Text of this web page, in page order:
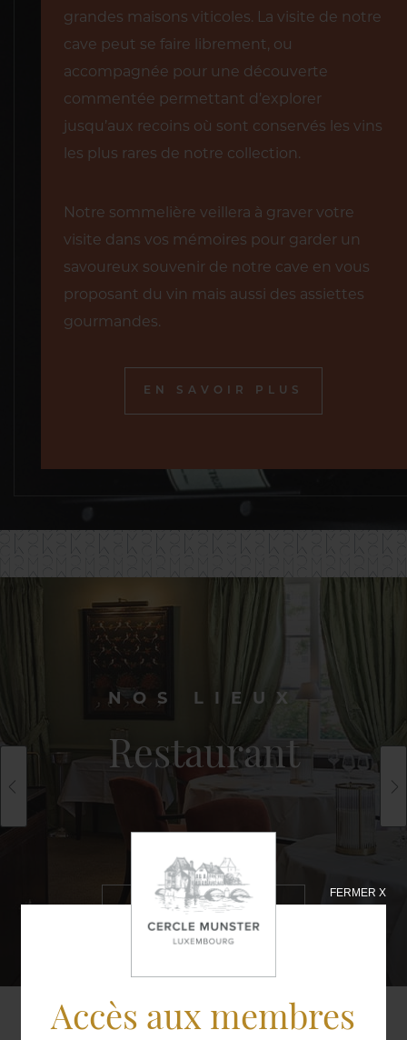
Accès aux membres
FERMER X
grandes maisons viticoles. La visite de notre
cave peut se faire librement, ou
accompagnée pour une découverte
commentée permettant d’explorer
jusqu’aux recoins où sont conservés les vins
les plus rares de notre collection.
Notre sommelière veillera à graver votre
visite dans vos mémoires pour garder un
savoureux souvenir de notre cave en vous
proposant du vin mais aussi des assiettes
gourmandes.
EN SAVOIR PLUS
NOS LIEUX
Restaurant
EN SAVOIR
PLUS